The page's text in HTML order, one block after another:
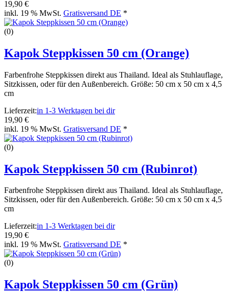
19,90 €
inkl. 19 % MwSt. Gratisversand DE *
(0)
Kapok Steppkissen 50 cm (Orange)
Farbenfrohe Steppkissen direkt aus Thailand. Ideal als Stuhlauflage,
Sitzkissen, oder für den Außenbereich. Größe: 50 cm x 50 cm x 4,5
cm
Lieferzeit:in 1-3 Werktagen bei dir
19,90 €
inkl. 19 % MwSt. Gratisversand DE *
(0)
Kapok Steppkissen 50 cm (Rubinrot)
Farbenfrohe Steppkissen direkt aus Thailand. Ideal als Stuhlauflage,
Sitzkissen, oder für den Außenbereich. Größe: 50 cm x 50 cm x 4,5
cm
Lieferzeit:in 1-3 Werktagen bei dir
19,90 €
inkl. 19 % MwSt. Gratisversand DE *
(0)
Kapok Steppkissen 50 cm (Grün)